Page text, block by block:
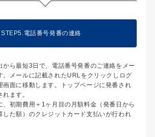
STEP5.電話番号発番の連絡
から最短3日で、電話番号発番のご連絡をメー
。メールに記載されたURLをクリックしログ
画面に移動します。トップページに発番され
ます。
、初期費用＋1ヶ月目の月額料金（発番日から
した額）のクレジットカード支払いが行われ